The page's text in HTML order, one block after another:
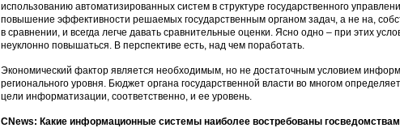
использованию автоматизированных систем в структуре государственного
повышение эффективности решаемых государственным органом задач, а не на,
в сравнении, и всегда легче давать сравнительные оценки. Ясно одно – при этих
неуклонно повышаться. В перспективе есть, над чем поработать.
Экономический фактор является необходимым, но не достаточным условием
регионального уровня. Бюджет органа государственной власти во многом
цели информатизации, соответственно, и ее уровень.
CNews: Какие информационные системы наиболее востребованы